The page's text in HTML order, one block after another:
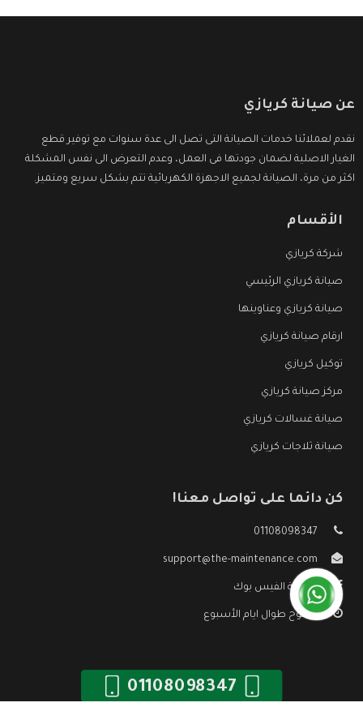
عن صيانة كريازي
نقدم لعملائنا خدمات الصيانة التى تصل الى عدة سنوات مع توفير قطع
الغيار الاصلية لضمان جودتها فى العمل، وعدم التعرض الى نفس المشكلة
اكثر من مرة، الصيانة لجميع الاجهزة الكهربائية تتم بشكل سريع ومتميز.
الأقسام
شركة كريازي
صيانة كريازي الرئيسي
صيانة كريازي وعناوينها
ارقام صيانة كريازي
توكيل كريازي
مركز صيانة كريازي
صيانة غسالات كريازي
صيانة ثلاجات كريازي
كن دائما على تواصل معنا!
01108098347
support@the-maintenance.com
صفحة الفيس بوك
مفتوح طوال ايام الأسبوع
01108098347